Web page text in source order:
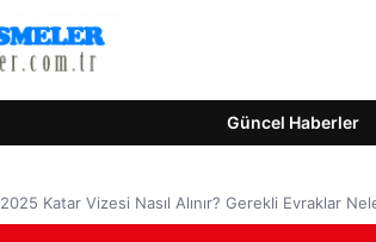
Güncel Haberler
2025 Katar Vizesi Nasıl Alınır? Gerekli Evraklar